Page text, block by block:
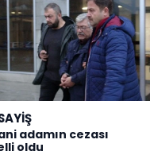
adamın cezası
oldu